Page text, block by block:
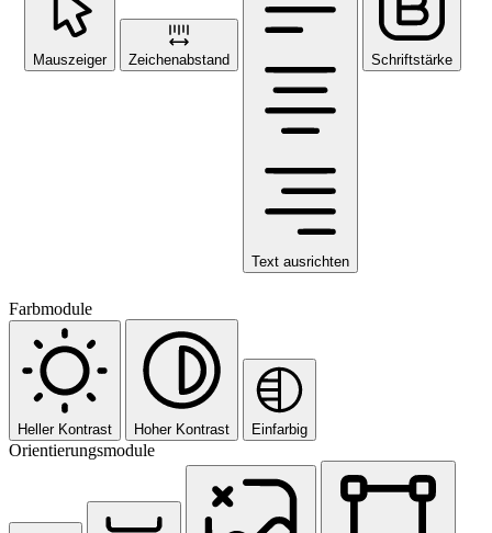
Mauszeiger Zeichenabstand
Text ausrichten
Schriftstärke
Farbmodule
Heller Kontrast Hoher Kontrast Einfarbig
Orientierungsmodule